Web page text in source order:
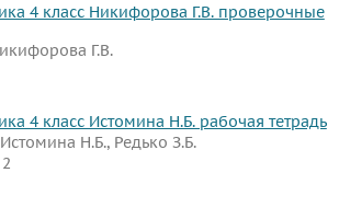
4 класс Никифорова Г.В. проверочные
Г.В.
4 класс Истомина Н.Б. рабочая тетрадь
Истомина Н.Б., Редько З.Б.